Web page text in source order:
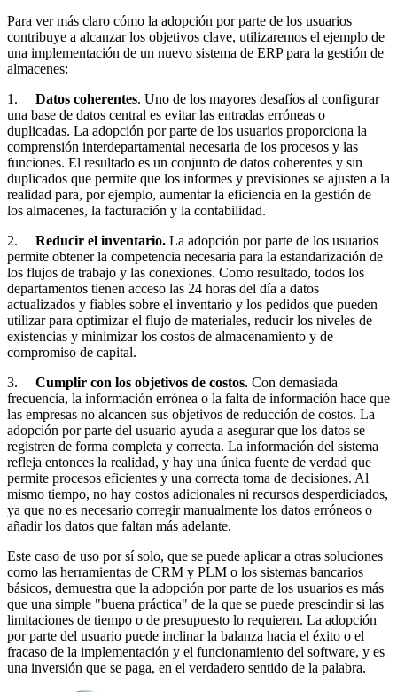
Para ver más claro cómo la adopción por parte de los usuarios
contribuye a alcanzar los objetivos clave, utilizaremos el ejemplo de
una implementación de un nuevo sistema de ERP para la gestión de
almacenes:
1. Datos coherentes. Uno de los mayores desafíos al configurar
una base de datos central es evitar las entradas erróneas o
duplicadas. La adopción por parte de los usuarios proporciona la
comprensión interdepartamental necesaria de los procesos y las
funciones. El resultado es un conjunto de datos coherentes y sin
duplicados que permite que los informes y previsiones se ajusten a la
realidad para, por ejemplo, aumentar la eficiencia en la gestión de
los almacenes, la facturación y la contabilidad.
2. Reducir el inventario. La adopción por parte de los usuarios
permite obtener la competencia necesaria para la estandarización de
los flujos de trabajo y las conexiones. Como resultado, todos los
departamentos tienen acceso las 24 horas del día a datos
actualizados y fiables sobre el inventario y los pedidos que pueden
utilizar para optimizar el flujo de materiales, reducir los niveles de
existencias y minimizar los costos de almacenamiento y de
compromiso de capital.
3. Cumplir con los objetivos de costos. Con demasiada
frecuencia, la información errónea o la falta de información hace que
las empresas no alcancen sus objetivos de reducción de costos. La
adopción por parte del usuario ayuda a asegurar que los datos se
registren de forma completa y correcta. La información del sistema
refleja entonces la realidad, y hay una única fuente de verdad que
permite procesos eficientes y una correcta toma de decisiones. Al
mismo tiempo, no hay costos adicionales ni recursos desperdiciados,
ya que no es necesario corregir manualmente los datos erróneos o
añadir los datos que faltan más adelante.
Este caso de uso por sí solo, que se puede aplicar a otras soluciones
como las herramientas de CRM y PLM o los sistemas bancarios
básicos, demuestra que la adopción por parte de los usuarios es más
que una simple "buena práctica" de la que se puede prescindir si las
limitaciones de tiempo o de presupuesto lo requieren. La adopción
por parte del usuario puede inclinar la balanza hacia el éxito o el
fracaso de la implementación y el funcionamiento del software, y es
una inversión que se paga, en el verdadero sentido de la palabra.